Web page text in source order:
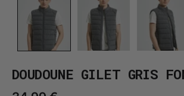
DOUDOUNE GILET GRIS